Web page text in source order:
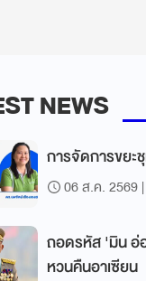
NEWS
การจัดการขยะ
06 ส.ค. 2569
ถอดรหัส 'มิน อ่
หวนคืนอาเซียน